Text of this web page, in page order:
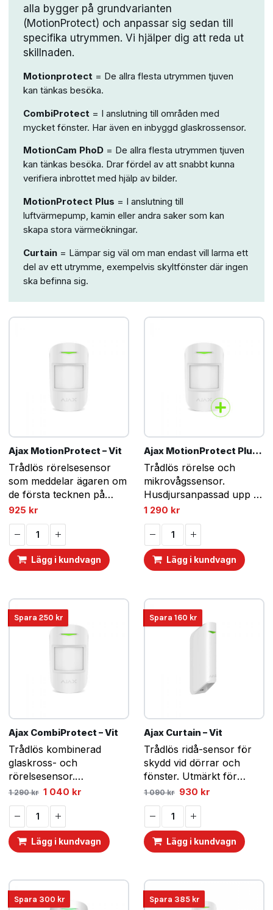
alla bygger på grundvarianten
(MotionProtect) och anpassar sig sedan till
specifika utrymmen. Vi hjälper dig att reda ut
skillnaden.
Motionprotect = De allra flesta utrymmen tjuven
kan tänkas besöka.
CombiProtect = I anslutning till områden med
mycket fönster. Har även en inbyggd glaskrossensor.
MotionCam PhoD = De allra flesta utrymmen tjuven
kan tänkas besöka. Drar fördel av att snabbt kunna
verifiera inbrottet med hjälp av bilder.
MotionProtect Plus = I anslutning till
luftvärmepump, kamin eller andra saker som kan
skapa stora värmeökningar.
Curtain = Lämpar sig väl om man endast vill larma ett
del av ett utrymme, exempelvis skyltfönster där ingen
ska befinna sig.
Ajax MotionProtect – Vit
Trådlös rörelsesensor
som meddelar ägaren om
de första tecknen på
intrång i hemmet eller på
kontoret.
Husdjursanpassad upp till
20 kg.
925 kr
Lägg i kundvagn
Ajax MotionProtect Plus – Vit
Trådlös rörelse och
mikrovågssensor.
Husdjursanpassad upp till
20kg.
1 290 kr
Lägg i kundvagn
Spara 250 kr
Ajax CombiProtect – Vit
Trådlös kombinerad
glaskross- och
rörelsesensor.
Husdjursanpassad upp till
20 kg.
1 290kr Det
priset
var:
1
290 kr.
1 040 krDet
040 kr.
Lägg i kundvagn
Spara 160 kr
Ajax Curtain – Vit
Trådlös ridå-sensor för
skydd vid dörrar och
fönster. Utmärkt för
garageportar.
1 090kr Det
priset
var:
1
090 kr.
930 krDet
Lägg i kundvagn
Spara 300 kr Spara 385 kr